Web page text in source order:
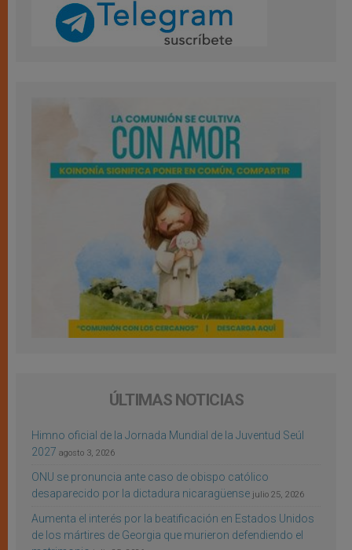
ÚLTIMAS NOTICIAS
Himno oficial de la Jornada Mundial de la Juventud Seúl
2027 agosto 3, 2026
ONU se pronuncia ante caso de obispo católico
desaparecido por la dictadura nicaragüense julio 25, 2026
Aumenta el interés por la beatificación en Estados Unidos
de los mártires de Georgia que murieron defendiendo el